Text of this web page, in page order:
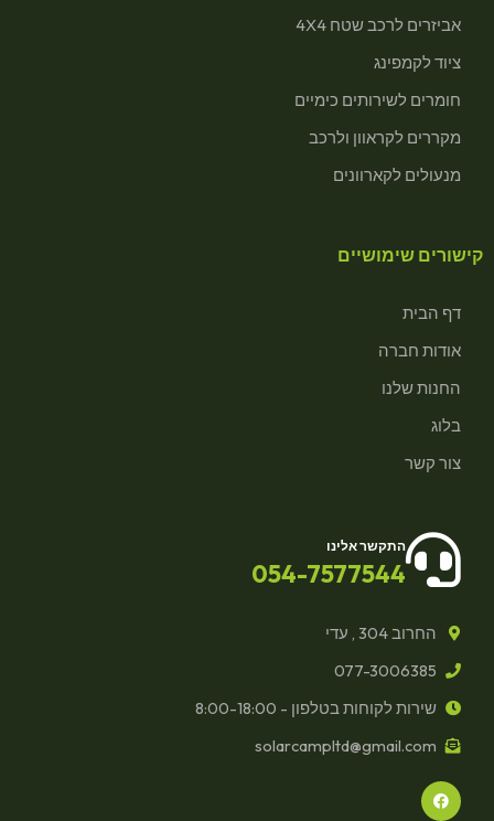
אביזרים לרכב שטח 4X4
ציוד לקמפינג
חומרים לשירותים כימיים
מקררים לקראוון ולרכב
מנעולים לקארוונים
קישורים שימושיים
דף הבית
אודות חברה
החנות שלנו
בלוג
צור קשר
התקשר אלינו
054-7577544
החרוב 304 , עדי
077-3006385
שירות לקוחות בטלפון - 8:00-18:00
solarcampltd@gmail.com
F
a